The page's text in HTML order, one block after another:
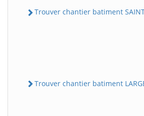
Trouver chantier batiment
Trouver chantier batiment